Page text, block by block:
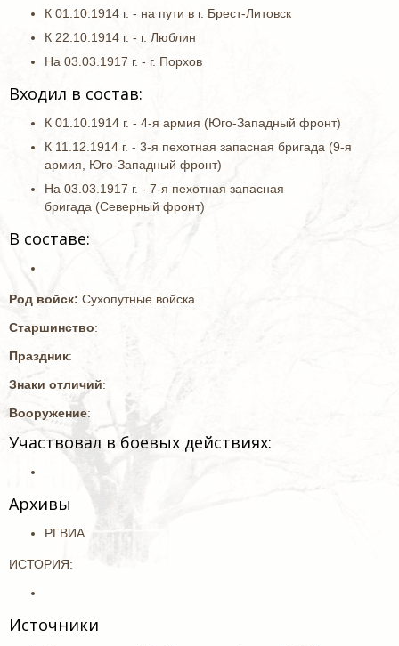
К 01.10.1914 г. - на пути в г. Брест-Литовск
К 22.10.1914 г. - г. Люблин
На 03.03.1917 г. - г. Порхов
Входил в состав:
К 01.10.1914 г. - 4-я армия (Юго-Западный фронт)
К 11.12.1914 г. - 3-я пехотная запасная бригада (9-я
армия, Юго-Западный фронт)
На 03.03.1917 г. - 7-я пехотная запасная
бригада (Северный фронт)
В составе:
Род войск: Сухопутные войска
Старшинство:
Праздник:
Знаки отличий:
Вооружение:
Участвовал в боевых действиях:
Архивы
РГВИА
ИСТОРИЯ:
Источники